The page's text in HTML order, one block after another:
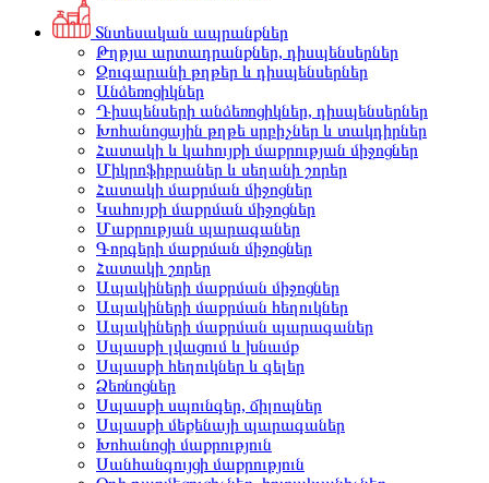
Տնտեսական ապրանքներ
Թղթյա արտադրանքներ, դիսպենսերներ
Զուգարանի թղթեր և դիսպենսերներ
Անձեռոցիկներ
Դիսպենսերի անձեռոցիկներ, դիսպենսերներ
Խոհանոցային թղթե սրբիչներ և տակդիրներ
Հատակի և կահույքի մաքրության միջոցներ
Միկրոֆիբրաներ և սեղանի շորեր
Հատակի մաքրման միջոցներ
Կահույքի մաքրման միջոցներ
Մաքրության պարագաներ
Գորգերի մաքրման միջոցներ
Հատակի շորեր
Ապակիների մաքրման միջոցներ
Ապակիների մաքրման հեղուկներ
Ապակիների մաքրման պարագաներ
Սպասքի լվացում և խնամք
Սպասքի հեղուկներ և գելեր
Ձեռնոցներ
Սպասքի սպունգեր, ճիլոպներ
Սպասքի մեքենայի պարագաներ
Խոհանոցի մաքրություն
Սանհանգույցի մաքրություն